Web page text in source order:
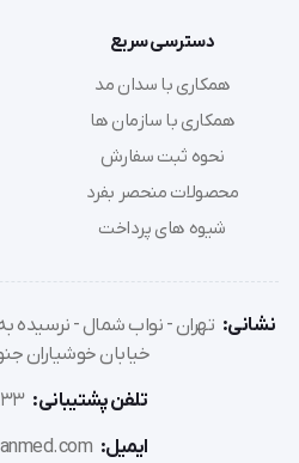
دسترسی سریع
همکاری با سدان مد
همکاری با سازمان ها
نحوه ثبت سفارش
محصولات منحصر بفرد
شیوه های پرداخت
نشانی: تهران - نواب شمال - نرسیده
خیابان خوشیاران
تلفن پشتیبانی:
ایمیل: